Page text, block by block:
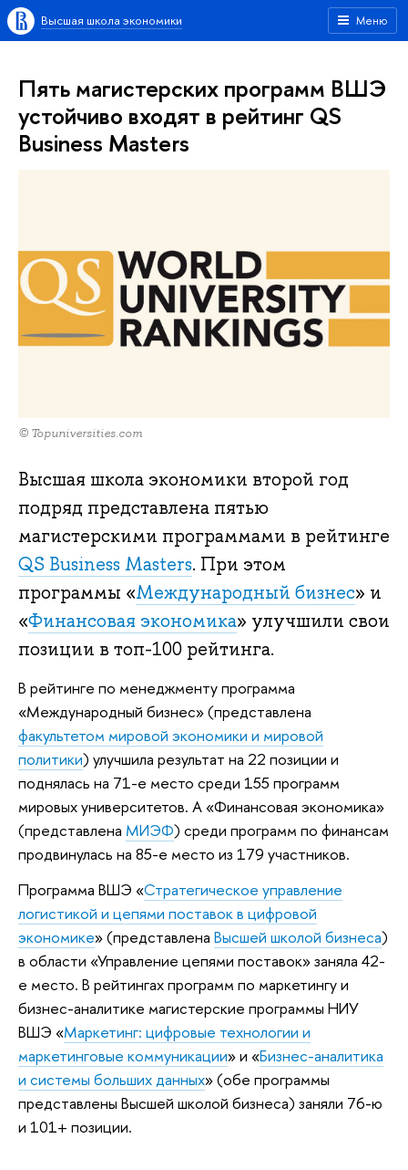
Меню
Высшая школа экономики
Пять магистерских программ ВШЭ
устойчиво входят в рейтинг QS
Business Masters
© Topuniversities.com
Высшая школа экономики второй год
подряд представлена пятью
магистерскими программами в рейтинге
QS Business Masters. При этом
программы «Международный бизнес» и
«Финансовая экономика» улучшили свои
позиции в топ-100 рейтинга.
В рейтинге по менеджменту программа
«Международный бизнес» (представлена
факультетом мировой экономики и мировой
политики) улучшила результат на 22 позиции и
поднялась на 71-е место среди 155 программ
мировых университетов. А «Финансовая экономика»
(представлена МИЭФ) среди программ по финансам
продвинулась на 85-е место из 179 участников.
Программа ВШЭ «Стратегическое управление
логистикой и цепями поставок в цифровой
экономике» (представлена Высшей школой бизнеса)
в области «Управление цепями поставок» заняла 42-
е место. В рейтингах программ по маркетингу и
бизнес-аналитике магистерские программы НИУ
ВШЭ «Маркетинг: цифровые технологии и
маркетинговые коммуникации» и «Бизнес-аналитика
и системы больших данных» (обе программы
представлены Высшей школой бизнеса) заняли 76-ю
и 101+ позиции.